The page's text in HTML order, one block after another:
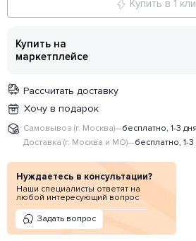
Купить в 1
Купить на
маркетплейсе
Рассчитать доставку
Хочу в подарок
Самовывоз (г. Москва)—бесплатно, 1-3 дня
Доставка (г. Москва и МО)—бесплатно, 1-3
Нуждаетесь в консультации?
Наши специалисты ответят на
любой интересующий вопрос
Задать вопрос